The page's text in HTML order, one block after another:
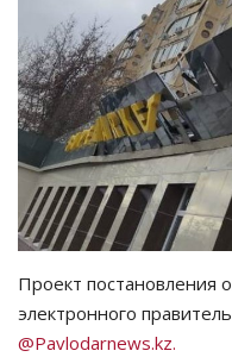
СПЕЦПРОЕКТЫ
СПОРТ
Чек-лист
РАЗВЛЕЧЕНИЯ
OFFICIAL
Проект постановления
электронного
@Pavlodarnews.kz.